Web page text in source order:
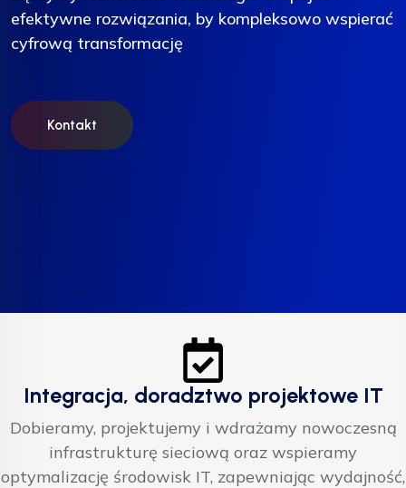
efektywne rozwiązania, by kompleksowo wspierać
cyfrową transformację
Kontakt
efektywne rozwiązania, by kompleksowo wspierać
cyfrową transformację
Kontakt
efektywne rozwiązania, by kompleksowo wspierać
cyfrową transformację
Kontakt
Integracja, doradztwo projektowe IT
Dobieramy, projektujemy i wdrażamy nowoczesną
infrastrukturę sieciową oraz wspieramy
optymalizację środowisk IT, zapewniając wydajność,